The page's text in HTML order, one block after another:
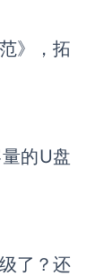
》，拓
的U盘
了？还